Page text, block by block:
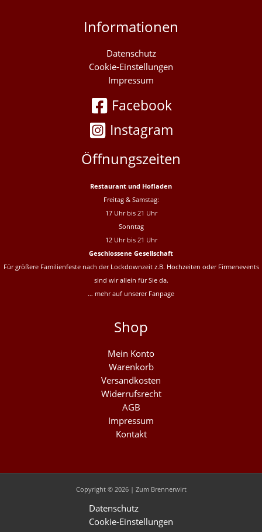
Informationen
Datenschutz
Cookie-Einstellungen
Impressum
Facebook
Instagram
Öffnungszeiten
Restaurant und Hofladen
Freitag & Samstag:
17 Uhr bis 21 Uhr
Sonntag
12 Uhr bis 21 Uhr
Geschlossene Gesellschaft
Für größere Familienfeste nach der Lockdownzeit z.B. Hochzeiten oder Firmenevents
sind wir allein für Sie da.
… mehr auf unserer Fanpage
Shop
Mein Konto
Warenkorb
Versandkosten
Widerrufsrecht
AGB
Impressum
Kontakt
Copyright © 2026 | Zum Brennerwirt
Datenschutz
Cookie-Einstellungen